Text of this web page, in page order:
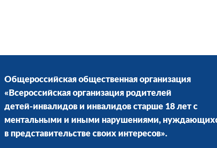
Общероссийская общественная организация
«Всероссийская организация родителей
детей-инвалидов и инвалидов старше 18 лет с
ментальными и иными нарушениями,
в представительстве своих интересов».